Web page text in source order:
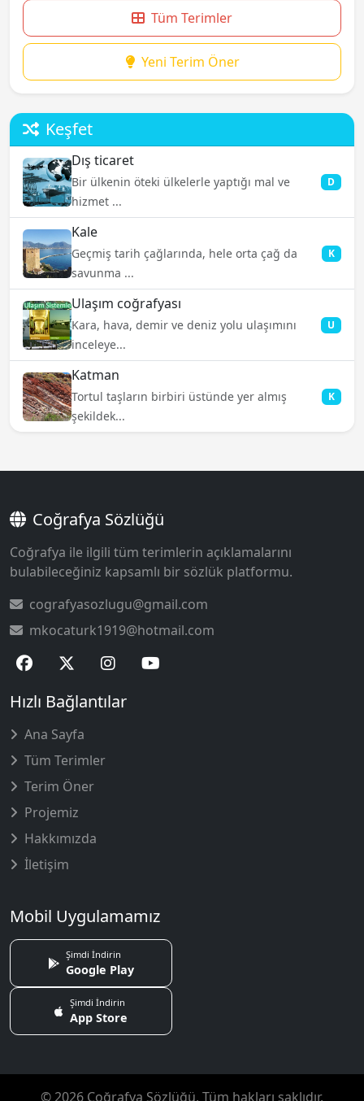
Tüm Terimler
Yeni Terim Öner
Keşfet
Dış ticaret
Bir ülkenin öteki ülkelerle yaptığı mal ve
hizmet ...
D
Kale
Geçmiş tarih çağlarında, hele orta çağ da
savunma ...
K
Ulaşım coğrafyası
Kara, hava, demir ve deniz yolu ulaşımını
inceleye...
U
Katman
Tortul taşların birbiri üstünde yer almış
şekildek...
K
Coğrafya Sözlüğü
Coğrafya ile ilgili tüm terimlerin açıklamalarını
bulabileceğiniz kapsamlı bir sözlük platformu.
cografyasozlugu@gmail.com
mkocaturk1919@hotmail.com
Hızlı Bağlantılar
Ana Sayfa
Tüm Terimler
Terim Öner
Projemiz
Hakkımızda
İletişim
Mobil Uygulamamız
Şimdi İndirin
Google Play
Şimdi İndirin
App Store
© 2026 Coğrafya Sözlüğü. Tüm hakları saklıdır.